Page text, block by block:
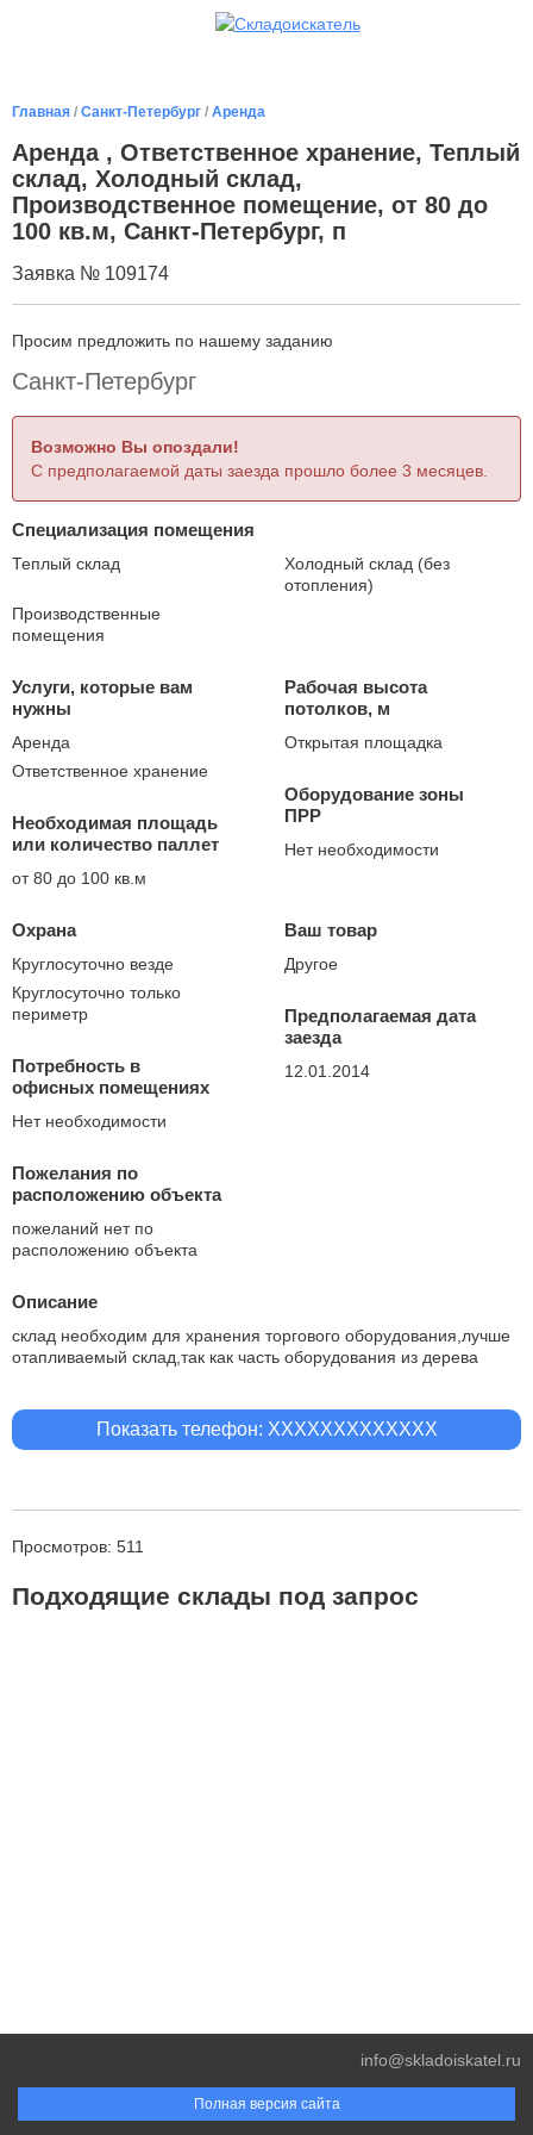
Главная / Санкт-Петербург / Аренда
Аренда , Ответственное хранение, Теплый
склад, Холодный склад,
Производственное помещение, от 80 до
100 кв.м, Санкт-Петербург, п
Заявка № 109174
Просим предложить по нашему заданию
Санкт-Петербург
Возможно Вы опоздали!
С предполагаемой даты заезда прошло более 3 месяцев.
Специализация помещения
Теплый склад
Холодный склад (без
отопления)
Производственные
помещения
Услуги, которые вам
нужны
Аренда
Ответственное хранение
Необходимая площадь
или количество паллет
от 80 до 100 кв.м
Рабочая высота
потолков, м
Открытая площадка
Оборудование зоны
ПРР
Нет необходимости
Охрана
Круглосуточно везде
Круглосуточно только
периметр
Потребность в
офисных помещениях
Нет необходимости
Ваш товар
Другое
Предполагаемая дата
заезда
12.01.2014
Пожелания по
расположению объекта
пожеланий нет по
расположению объекта
Описание
склад необходим для хранения торгового оборудования,лучше
отапливаемый склад,так как часть оборудования из дерева
Показать телефон: XXXXXXXXXXXXX
Просмотров: 511
Подходящие склады под запрос
Полная версия сайта
info@skladoiskatel.ru